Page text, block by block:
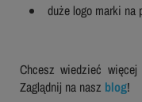
duże logo marki na
Chcesz wiedzieć
Zaglądnij na nasz blog!